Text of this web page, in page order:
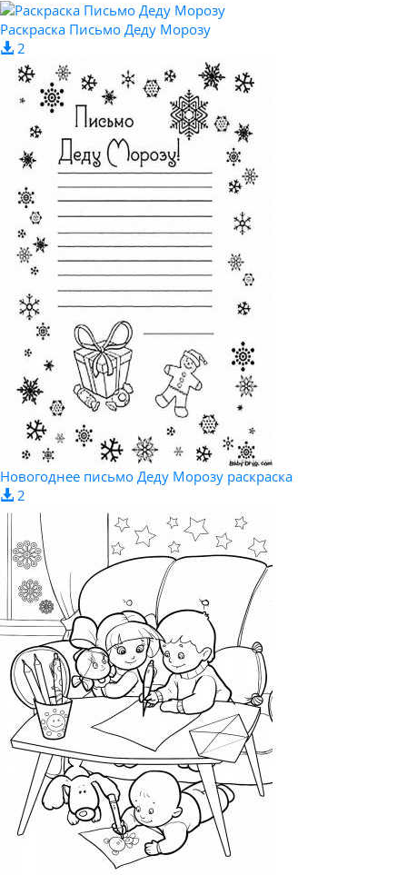
Раскраска Письмо Деду Морозу
2
Новогоднее письмо Деду Морозу раскраска
2